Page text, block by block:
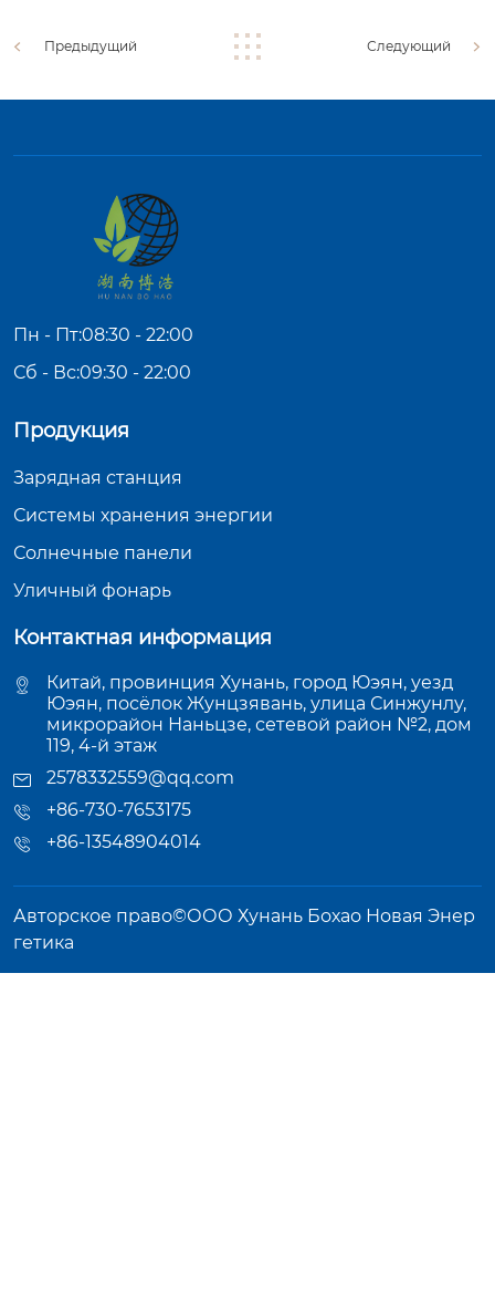
Предыдущий Следующий
Пн - Пт:08:30 - 22:00
Сб - Вс:09:30 - 22:00
Продукция
Зарядная станция
Системы хранения энергии
Солнечные панели
Уличный фонарь
Контактная информация
Китай, провинция Хунань, город Юэян, уезд
Юэян, посёлок Жунцзявань, улица Синжунлу,
микрорайон Наньцзе, сетевой район №2, дом
119, 4-й этаж
2578332559@qq.com
+86-730-7653175
+86-13548904014
Авторское право©ООО Хунань Бохао Новая Энер
гетика